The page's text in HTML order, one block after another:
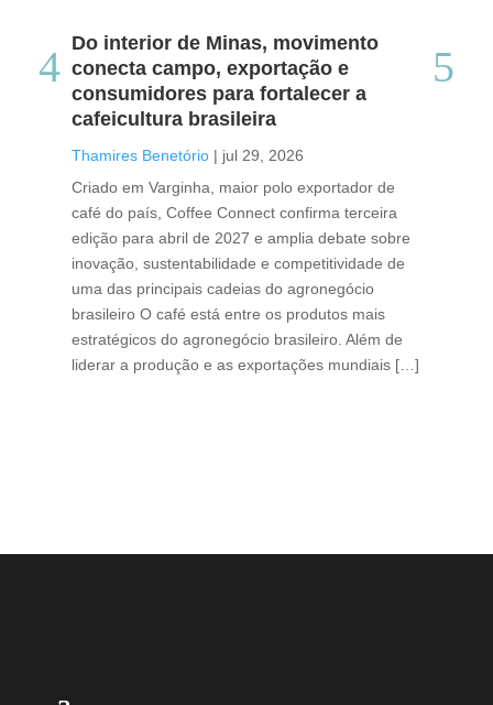
Do interior de Minas, movimento
conecta campo, exportação e
consumidores para fortalecer a
cafeicultura brasileira
Thamires Benetório | jul 29, 2026
Criado em Varginha, maior polo exportador de
café do país, Coffee Connect confirma terceira
edição para abril de 2027 e amplia debate sobre
inovação, sustentabilidade e competitividade de
uma das principais cadeias do agronegócio
brasileiro O café está entre os produtos mais
estratégicos do agronegócio brasileiro. Além de
liderar a produção e as exportações mundiais […]